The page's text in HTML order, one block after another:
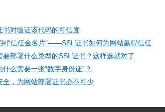
书对验证该代码的可信度
到“信任金名片”——SSL证书如何为网站赢得信任
要部署什么类型的SSL证书？这样选就对了
么需要一张“数字身份证”？
全，为网站部署证书必不可少